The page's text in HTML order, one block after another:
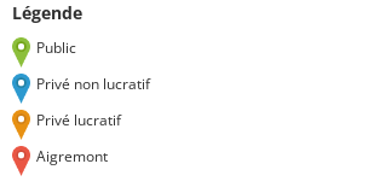
Légende
Public
Privé non lucratif
Privé lucratif
Aigremont